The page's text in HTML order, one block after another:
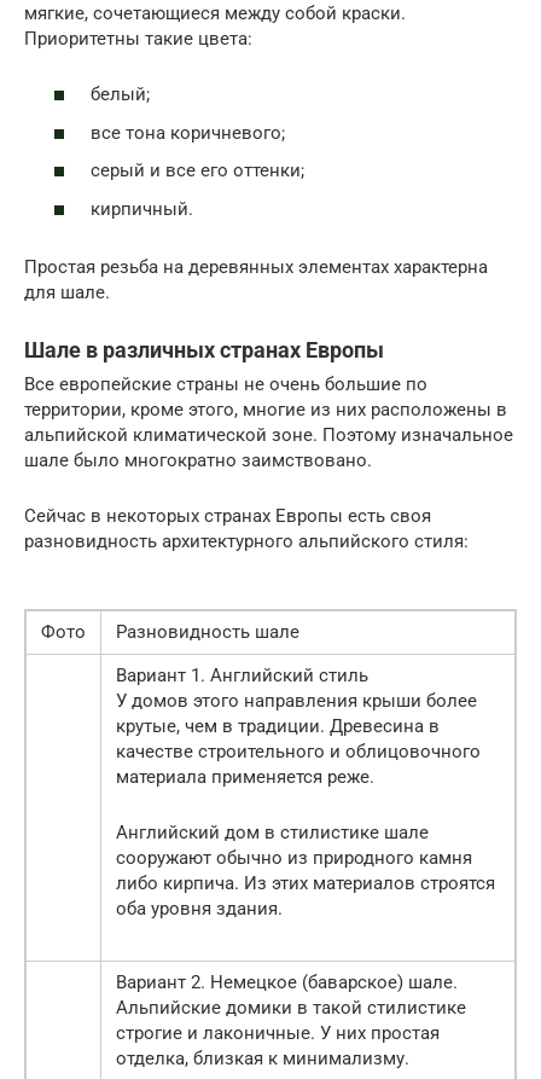
мягкие, сочетающиеся между собой краски.
Приоритетны такие цвета:
белый;
все тона коричневого;
серый и все его оттенки;
кирпичный.
Простая резьба на деревянных элементах характерна
для шале.
Шале в различных странах Европы
Все европейские страны не очень большие по
территории, кроме этого, многие из них расположены в
альпийской климатической зоне. Поэтому изначальное
шале было многократно заимствовано.
Сейчас в некоторых странах Европы есть своя
разновидность архитектурного альпийского стиля:
Фото
Разновидность шале
Вариант 1. Английский стиль
У домов этого направления крыши более
крутые, чем в традиции. Древесина в
качестве строительного и облицовочного
материала применяется реже.
Английский дом в стилистике шале
сооружают обычно из природного камня
либо кирпича. Из этих материалов строятся
оба уровня здания.
Вариант 2. Немецкое (баварское) шале.
Альпийские домики в такой стилистике
строгие и лаконичные. У них простая
отделка, близкая к минимализму.